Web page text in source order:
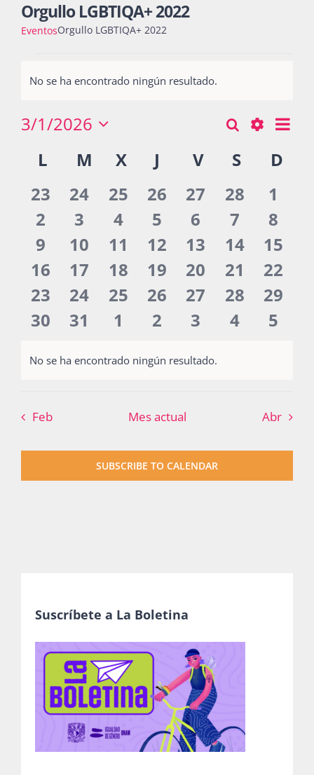
Blog
Recursos
Súmate
Orgullo LGBTIQA+ 2022
EventosOrgullo LGBTIQA+ 2022
No se ha encontrado ningún resultado.
Búsqueda
navegació
de
vistas
de
Eventos
Buscar
Filters
Mes
3/1/2026
fecha.
Calendario
de
Eventos
L LUNES
M MARTES
XMIÉRCOLES
J JUEVES
V VIERNES
SSÁBADO
D
0
eventos
23
0
eventos
24
0
eventos
25
0
eventos
26
0
eventos
27
0
eventos
28
0
1
0
eventos
2
0
eventos
3
0
eventos
4
0
eventos
5
0
eventos
6
0
eventos
7
0
8
0
eventos
9
0
eventos
10
0
eventos
11
0
eventos
12
0
eventos
13
0
eventos
14
0
15
0
eventos
16
0
eventos
17
0
eventos
18
0
eventos
19
0
eventos
20
0
eventos
21
0
22
0
eventos
23
0
eventos
24
0
eventos
25
0
eventos
26
0
eventos
27
0
eventos
28
0
29
0
30
0
31
0
1
0
2
0
3
0
4
0
5
No se ha encontrado ningún resultado.
Feb Mes actual Abr
SUBSCRIBE TO CALENDAR
Suscríbete a La Boletina